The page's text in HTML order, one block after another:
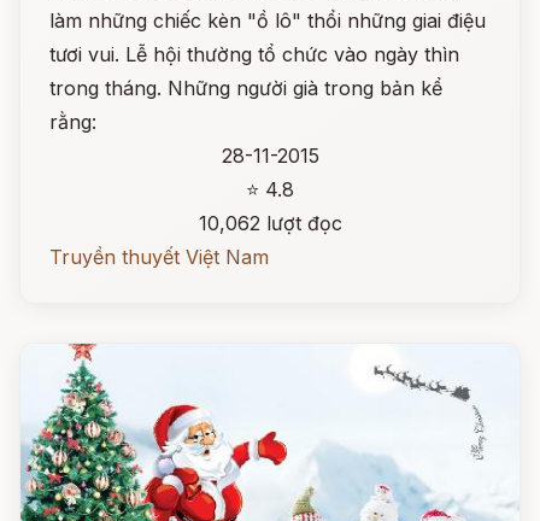
làm những chiếc kèn "ồ lô" thổi những giai điệu
tươi vui. Lễ hội thường tổ chức vào ngày thìn
trong tháng. Những người già trong bản kể
rằng:
28-11-2015
⭐ 4.8
10,062 lượt đọc
Truyền thuyết Việt Nam